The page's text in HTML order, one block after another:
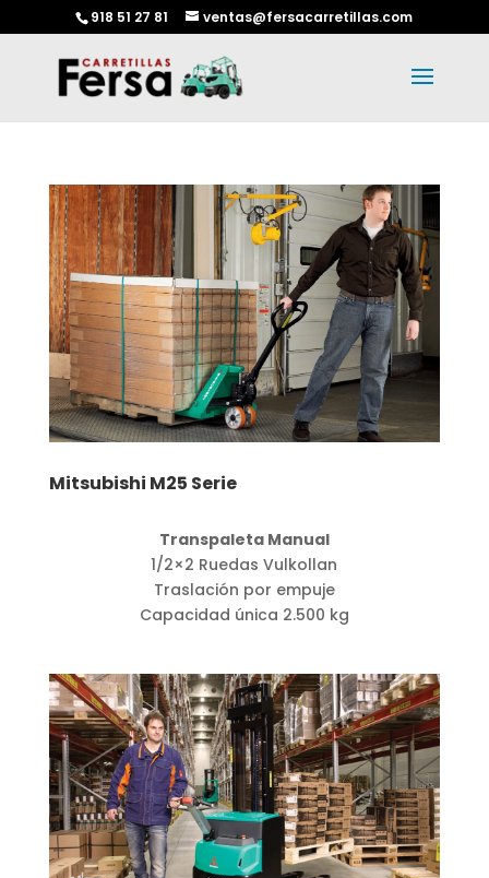
918 51 27 81 ventas@fersacarretillas.com
Mitsubishi M25 Serie
Transpaleta Manual
1/2×2 Ruedas Vulkollan
Traslación por empuje
Capacidad única 2.500 kg